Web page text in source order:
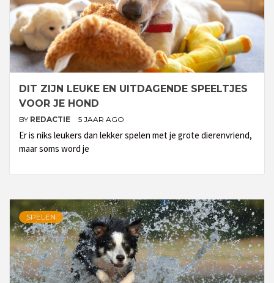
DIT ZIJN LEUKE EN UITDAGENDE SPEELTJES
VOOR JE HOND
BY REDACTIE 5 JAAR AGO
Er is niks leukers dan lekker spelen met je grote dierenvriend,
maar soms word je
SPELEN